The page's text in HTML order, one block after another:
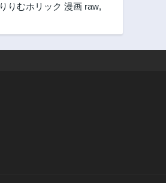
りりむホリック 漫画 raw,